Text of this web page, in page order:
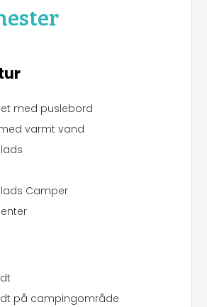
med puslebord
varmt vand
Camper
på campingområde